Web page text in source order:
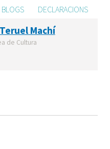
BLOGS DECLARACIONS
Machí
de Cultura